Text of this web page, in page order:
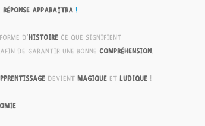
réponse apparaîtra !
d'histoire ce que signifient
de garantir une bonne compréhension.
devient magique et ludique !